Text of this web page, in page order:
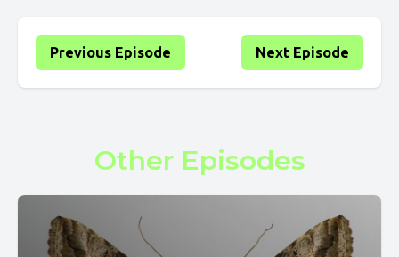
Previous Episode Next Episode
Other Episodes